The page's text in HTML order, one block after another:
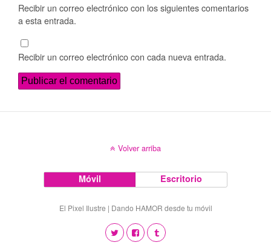
Recibir un correo electrónico con los siguientes comentarios
a esta entrada.
Recibir un correo electrónico con cada nueva entrada.
Volver arriba
Móvil Escritorio
El Pixel Ilustre | Dando HAMOR desde tu móvil